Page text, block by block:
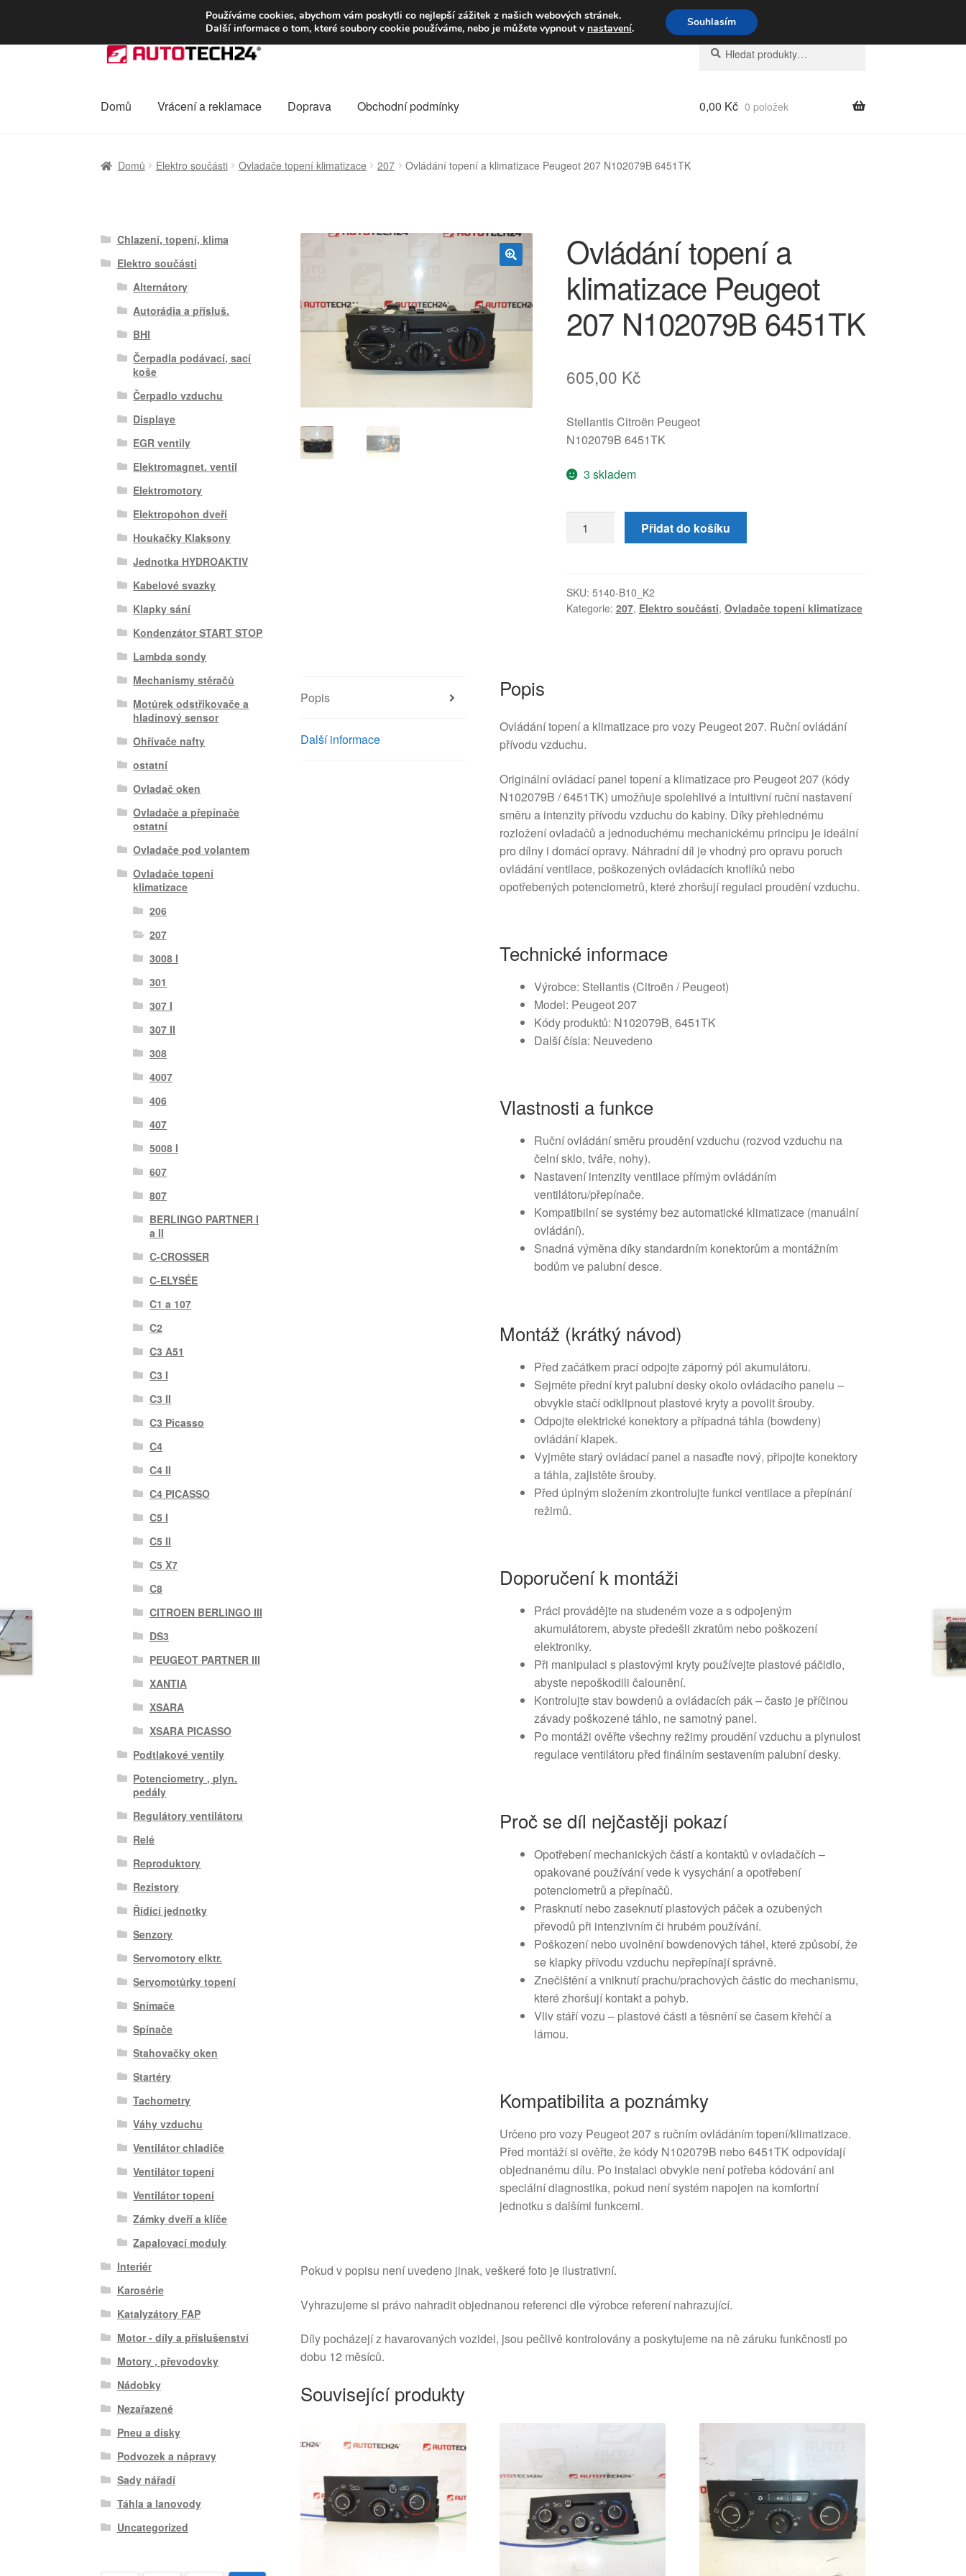
DOPRAVA od 139,-Kč Volejte po-pá 9-16 704 494 494
Přeskočit
na
Přejít
webu
Hledat:
Hledat
Domů Vrácení a reklamace Doprava Obchodní podmínky 0,00 Kč 0 položek
Domů Elektro součásti Ovladače topení klimatizace 207 Ovládání topení a klimatizace Peugeot 207 N102079B 6451TK
Ovládání topení a
klimatizace Peugeot
207 N102079B 6451TK
605,00 Kč
Stellantis Citroën Peugeot
N102079B 6451TK
3 skladem
topení
Peugeot
207
Přidat do košíku
SKU: 5140-B10_K2
Kategorie: 207, Elektro součásti, Ovladače topení klimatizace
Popis
Další informace
Popis
Ovládání topení a klimatizace pro vozy Peugeot 207. Ruční ovládání
přívodu vzduchu.
Originální ovládací panel topení a klimatizace pro Peugeot 207 (kódy
N102079B / 6451TK) umožňuje spolehlivé a intuitivní ruční nastavení
směru a intenzity přívodu vzduchu do kabiny. Díky přehlednému
rozložení ovladačů a jednoduchému mechanickému principu je ideální
pro dílny i domácí opravy. Náhradní díl je vhodný pro opravu poruch
ovládání ventilace, poškozených ovládacích knoflíků nebo
opotřebených potenciometrů, které zhoršují regulaci proudění vzduchu.
Technické informace
Výrobce: Stellantis (Citroën / Peugeot)
Model: Peugeot 207
Kódy produktů: N102079B, 6451TK
Další čísla: Neuvedeno
Vlastnosti a funkce
Ruční ovládání směru proudění vzduchu (rozvod vzduchu na
čelní sklo, tváře, nohy).
Nastavení intenzity ventilace přímým ovládáním
ventilátoru/přepínače.
Kompatibilní se systémy bez automatické klimatizace (manuální
ovládání).
Snadná výměna díky standardním konektorům a montážním
bodům ve palubní desce.
Montáž (krátký návod)
Před začátkem prací odpojte záporný pól akumulátoru.
Sejměte přední kryt palubní desky okolo ovládacího panelu –
obvykle stačí odklipnout plastové kryty a povolit šrouby.
Odpojte elektrické konektory a případná táhla (bowdeny)
ovládání klapek.
Vyjměte starý ovládací panel a nasaďte nový, připojte konektory
a táhla, zajistěte šrouby.
Před úplným složením zkontrolujte funkci ventilace a přepínání
režimů.
Doporučení k montáži
Práci provádějte na studeném voze a s odpojeným
akumulátorem, abyste předešli zkratům nebo poškození
elektroniky.
Při manipulaci s plastovými kryty používejte plastové páčidlo,
abyste nepoškodili čalounění.
Kontrolujte stav bowdenů a ovládacích pák – často je příčinou
závady poškozené táhlo, ne samotný panel.
Po montáži ověřte všechny režimy proudění vzduchu a plynulost
regulace ventilátoru před finálním sestavením palubní desky.
Proč se díl nejčastěji pokazí
Opotřebení mechanických částí a kontaktů v ovladačích –
opakované používání vede k vysychání a opotřebení
potenciometrů a přepínačů.
Prasknutí nebo zaseknutí plastových páček a ozubených
převodů při intenzivním či hrubém používání.
Poškození nebo uvolnění bowdenových táhel, které způsobí, že
se klapky přívodu vzduchu nepřepínají správně.
Znečištění a vniknutí prachu/prachových částic do mechanismu,
které zhoršují kontakt a pohyb.
Vliv stáří vozu – plastové části a těsnění se časem křehčí a
lámou.
Kompatibilita a poznámky
Určeno pro vozy Peugeot 207 s ručním ovládáním topení/klimatizace.
Před montáží si ověřte, že kódy N102079B nebo 6451TK odpovídají
objednanému dílu. Po instalaci obvykle není potřeba kódování ani
speciální diagnostika, pokud není systém napojen na komfortní
jednotku s dalšími funkcemi.
Pokud v popisu není uvedeno jinak, veškeré foto je ilustrativní.
Vyhrazujeme si právo nahradit objednanou referenci dle výrobce referení nahrazující.
Díly pocházejí z havarovaných vozidel, jsou pečlivě kontrolovány a poskytujeme na ně záruku funkčnosti po
dobu 12 měsíců.
Související produkty
Chlazení, topení, klima
Elektro součásti
Alternátory
Autorádia a přísluš.
BHI
Čerpadla podávací, sací
koše
Čerpadlo vzduchu
Displaye
EGR ventily
Elektromagnet. ventil
Elektromotory
Elektropohon dveří
Houkačky Klaksony
Jednotka HYDROAKTIV
Kabelové svazky
Klapky sání
Kondenzátor START STOP
Lambda sondy
Mechanismy stěračů
Motůrek odstřikovače a
hladinový sensor
Ohřívače nafty
ostatní
Ovladač oken
Ovladače a přepínače
ostatní
Ovladače pod volantem
Ovladače topení
klimatizace
206
207
3008 I
301
307 I
307 II
308
4007
406
407
5008 I
607
807
BERLINGO PARTNER I
a II
C-CROSSER
C-ELYSÉE
C1 a 107
C2
C3 A51
C3 I
C3 II
C3 Picasso
C4
C4 II
C4 PICASSO
C5 I
C5 II
C5 X7
C8
CITROEN BERLINGO III
DS3
PEUGEOT PARTNER III
XANTIA
XSARA
XSARA PICASSO
Podtlakové ventily
Potenciometry , plyn.
pedály
Regulátory ventilátoru
Relé
Reproduktory
Rezistory
Řídící jednotky
Senzory
Servomotory elktr.
Servomotůrky topení
Snímače
Spínače
Stahovačky oken
Startéry
Tachometry
Váhy vzduchu
Ventilátor chladiče
Ventilátor topení
Ventilátor topení
Zámky dveří a klíče
Zapalovací moduly
Interiér
Karosérie
Katalyzátory FAP
Motor - díly a příslušenství
Motory , převodovky
Nádobky
Nezařazené
Pneu a disky
Podvozek a nápravy
Sady nářadí
Táhla a lanovody
Uncategorized
Používáme cookies, abychom vám poskytli co nejlepší zážitek z našich webových stránek.
Další informace o tom, které soubory cookie používáme, nebo je můžete vypnout v nastavení. Souhlasím